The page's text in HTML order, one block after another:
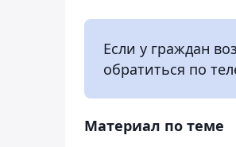
Если у граждан
обратиться по
Материал по теме